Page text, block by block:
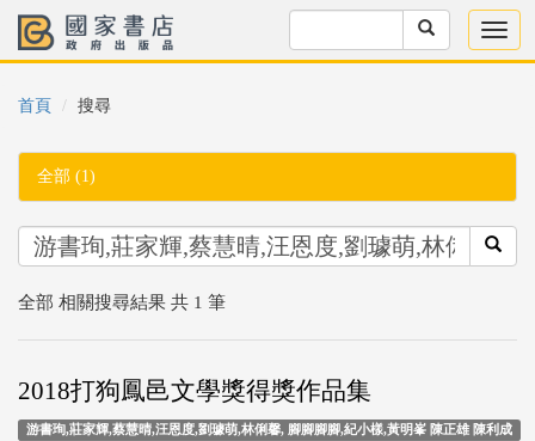
首頁 搜尋
全部 (1)
全部 相關搜尋結果 共 1 筆
2018打狗鳳邑文學獎得獎作品集
游書珣,莊家輝,蔡慧晴,汪恩度,劉璩萌,林俐馨, 腳腳腳腳,紀小樣,黃明峯 陳正雄 陳利成